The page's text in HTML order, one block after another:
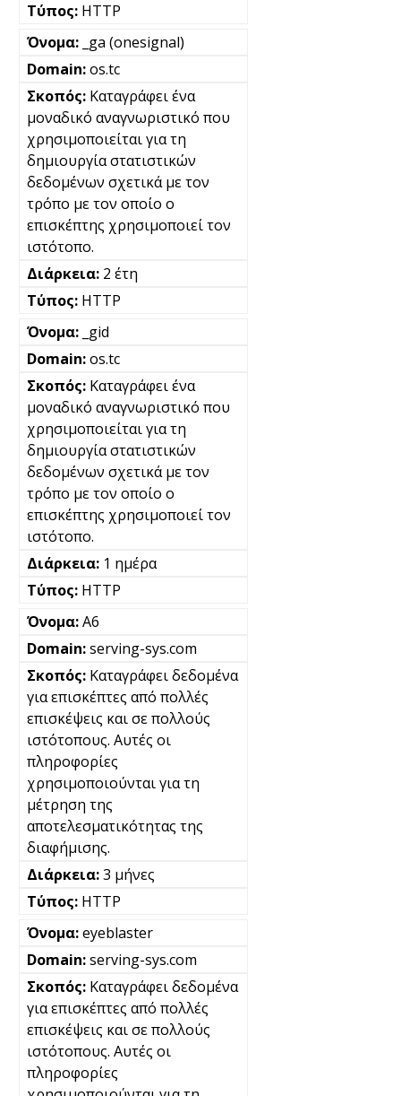
HTTP
_ga (onesignal)
os.tc
Καταγράφει ένα
μοναδικό αναγνωριστικό που
χρησιμοποιείται για τη
δημιουργία στατιστικών
δεδομένων σχετικά με τον
τρόπο με τον οποίο ο
επισκέπτης χρησιμοποιεί τον
ιστότοπο.
2 έτη
HTTP
_gid
os.tc
Καταγράφει ένα
μοναδικό αναγνωριστικό που
χρησιμοποιείται για τη
δημιουργία στατιστικών
δεδομένων σχετικά με τον
τρόπο με τον οποίο ο
επισκέπτης χρησιμοποιεί τον
ιστότοπο.
1 ημέρα
HTTP
A6
serving-sys.com
Καταγράφει δεδομένα
για επισκέπτες από πολλές
επισκέψεις και σε πολλούς
ιστότοπους. Αυτές οι
πληροφορίες
χρησιμοποιούνται για τη
μέτρηση της
αποτελεσματικότητας της
διαφήμισης.
3 μήνες
HTTP
eyeblaster
serving-sys.com
Καταγράφει δεδομένα
για επισκέπτες από πολλές
επισκέψεις και σε πολλούς
ιστότοπους. Αυτές οι
πληροφορίες